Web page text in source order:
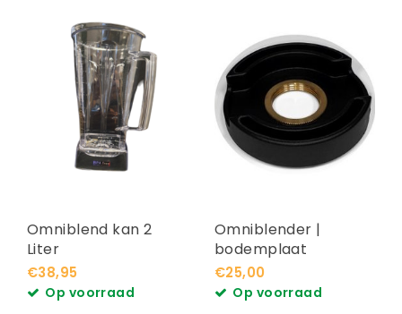
Omniblend kan 2
Liter
€38,95
Op voorraad
Omniblender |
bodemplaat
€25,00
Op voorraad